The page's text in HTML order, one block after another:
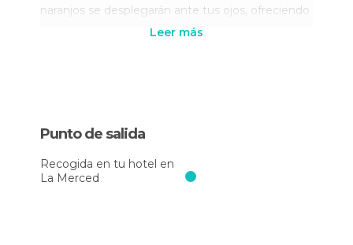
naranjos se desplegarán ante tus ojos, ofreciendo
un espectáculo de colores y aromas que te harán
punto donde los ríos Chanchamayo y
oportunidad de contemplar una vista panorámica
Leer más
Punto de salida
Recogida en tu hotel en
La Merced